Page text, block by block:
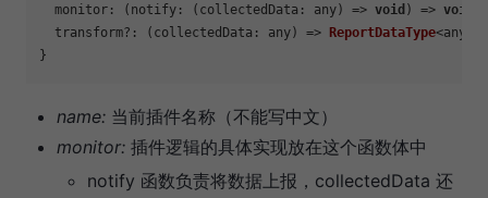
monitor : ( notify: (collectedData: any) => void ) => void
  transform?:
( collectedData: any) => ReportDataType<any>;
name: 当前插件名称（不能写中文）
monitor: 插件逻辑的具体实现放在这个函数体中
notify 函数负责将数据上报，collectedData 还